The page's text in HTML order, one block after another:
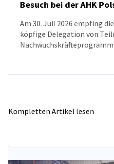
NEUIGKEITEN
Besuch bei der AHK
Am 30. Juli 2026 empfing
köpfige Delegation von
Kompletten Artikel lesen